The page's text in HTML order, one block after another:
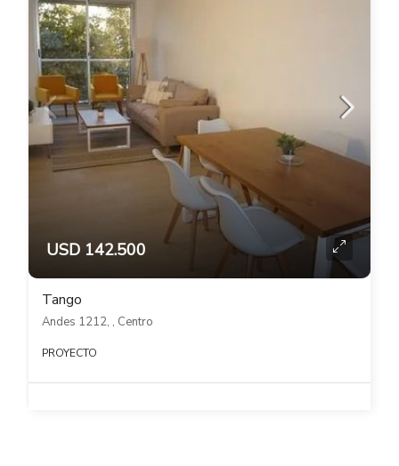
USD 142.500
Tango
Andes 1212, , Centro
PROYECTO